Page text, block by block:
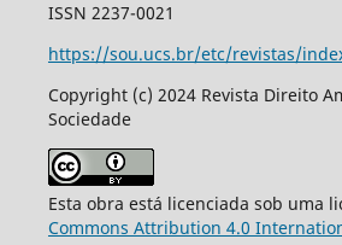
ISSN 2237-0021
https://sou.ucs.br/etc/revistas/
Copyright (c) 2024 Revista Direito
Sociedade
Esta obra está licenciada sob uma
Commons Attribution 4.0